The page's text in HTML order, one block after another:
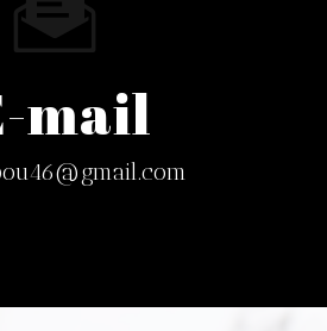
mail